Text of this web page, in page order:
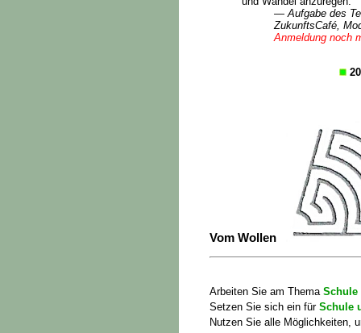
— Aufgabe des
ZukunftsCafé,
Anmeldung noch
Vom Wollen
Arbeiten Sie am Thema Schule
Setzen Sie sich ein für Schule
Nutzen Sie alle Möglichkeiten,